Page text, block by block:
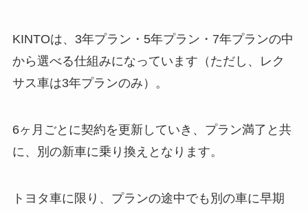
KINTOは、3年プラン・5年プラン・7年プランの中
から選べる仕組みになっています（ただし、レク
サス車は3年プランのみ）。
6ヶ月ごとに契約を更新していき、プラン満了と共
に、別の新車に乗り換えとなります。
トヨタ車に限り、プランの途中でも別の車に早期